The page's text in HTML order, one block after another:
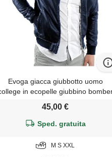
Evoga giacca giubbotto uomo
in ecopelle giubbino
biker slim fit (xxl, blu)
45,00 €
Sped. gratuita
M S XXL